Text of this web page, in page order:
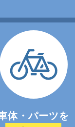
体・パーツを